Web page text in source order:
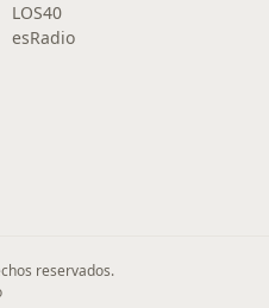
LOS40
esRadio
reservados.